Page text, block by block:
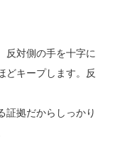
反対側の手を十字に
どキープします。反
証拠だからしっかり